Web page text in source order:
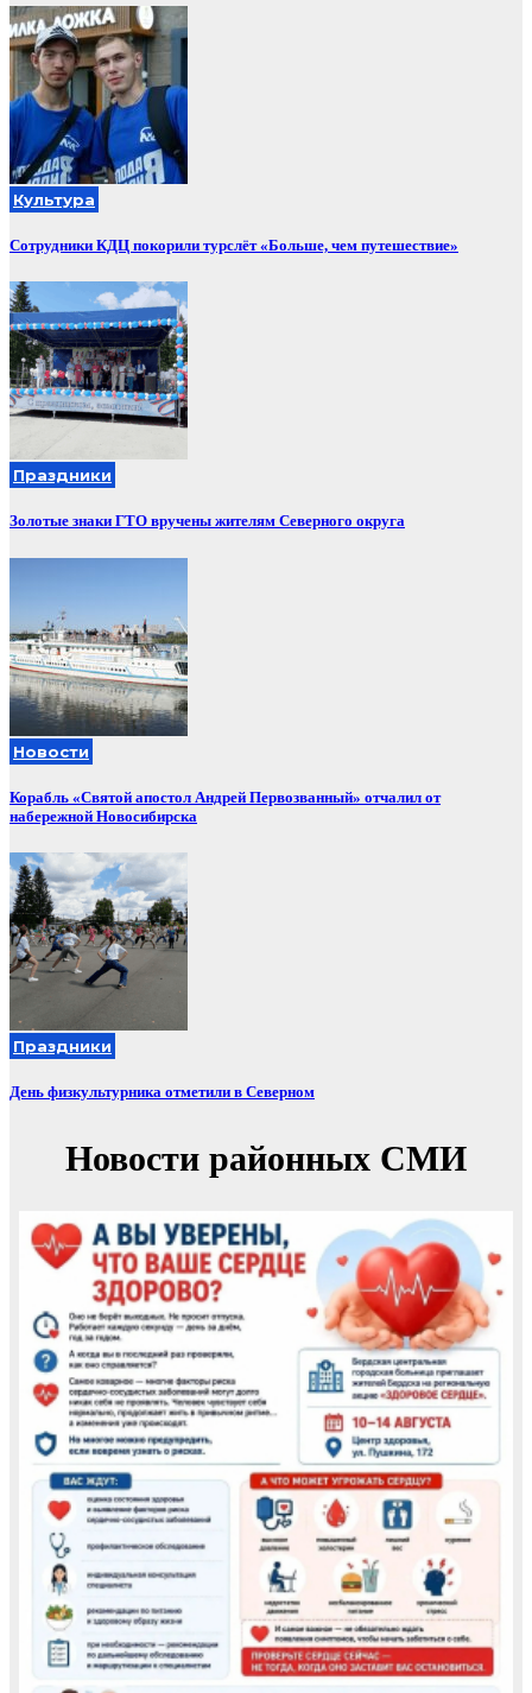
Культура
Сотрудники КДЦ покорили турслёт «Больше, чем путешествие»
Праздники
Золотые знаки ГТО вручены жителям Северного округа
Новости
Корабль «Святой апостол Андрей Первозванный» отчалил от
набережной Новосибирска
Праздники
День физкультурника отметили в Северном